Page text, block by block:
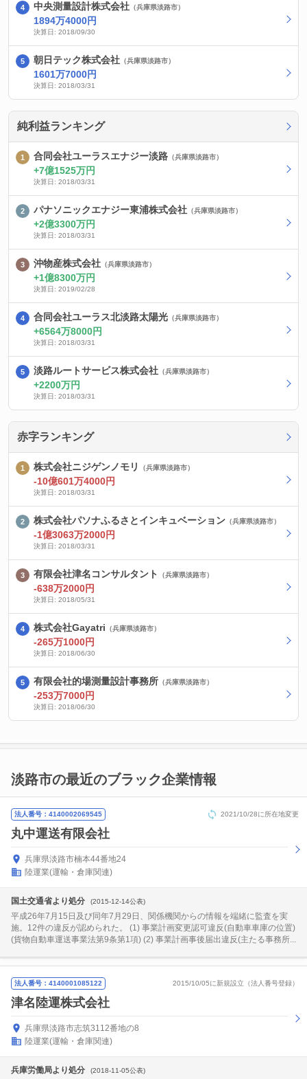
中央測量設計株式会社 （兵庫県淡路市）
1894万4000円
決算日: 2018/09/30
朝日テック株式会社 （兵庫県淡路市）
1601万7000円
決算日: 2018/03/31
純利益ランキング
合同会社ユーラスエナジー淡路 （兵庫県淡路市）
7億1525万円
決算日: 2018/03/31
パナソニックエナジー東浦株式会社 （兵庫県淡路市）
2億3300万円
決算日: 2018/03/31
沖物産株式会社 （兵庫県淡路市）
1億8300万円
決算日: 2019/02/28
合同会社ユーラス北淡路太陽光 （兵庫県淡路市）
6564万8000円
決算日: 2018/03/31
淡路ルートサービス株式会社 （兵庫県淡路市）
2200万円
決算日: 2018/03/31
赤字ランキング
株式会社ニジゲンノモリ （兵庫県淡路市）
-10億601万4000円
決算日: 2018/03/31
株式会社パソナふるさとインキュベーション （兵庫県淡路市）
-1億3063万2000円
決算日: 2018/03/31
有限会社津名コンサルタント （兵庫県淡路市）
-638万2000円
決算日: 2018/05/31
株式会社Gayatri （兵庫県淡路市）
-265万1000円
決算日: 2018/06/30
有限会社的場測量設計事務所 （兵庫県淡路市）
-253万7000円
決算日: 2018/06/30
淡路市の最近のブラック企業情報
法人番号：4140002069545 2021/10/28に所在地変更
丸中運送有限会社
兵庫県淡路市楠本44番地24
陸運業(運輸・倉庫関連)
国土交通省より処分 (2015-12-14公表)
平成26年7月15日及び同年7月29日、関係機関からの情報を端緒に監査を実
施。12件の違反が認められた。 (1) 事業計画変更認可違反(自動車車庫の位置)
(貨物自動車運送事業法第9条第1項) (2) 事業計画事後届出違反(主たる事務所...
法人番号：4140001085122 2015/10/05に新規設立（法人番号登録）
津名陸運株式会社
兵庫県淡路市志筑3112番地の8
陸運業(運輸・倉庫関連)
兵庫労働局より処分 (2018-11-05公表)